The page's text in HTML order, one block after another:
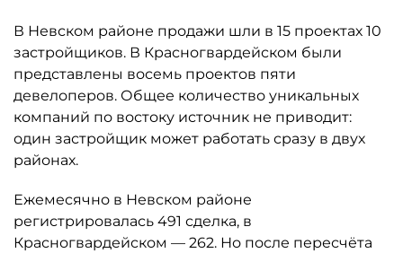
В Невском районе продажи шли в 15 проектах 10
застройщиков. В Красногвардейском были
представлены восемь проектов пяти
девелоперов. Общее количество уникальных
компаний по востоку источник не приводит:
один застройщик может работать сразу в двух
районах.
Ежемесячно в Невском районе
регистрировалась 491 сделка, в
Красногвардейском — 262. Но после пересчёта